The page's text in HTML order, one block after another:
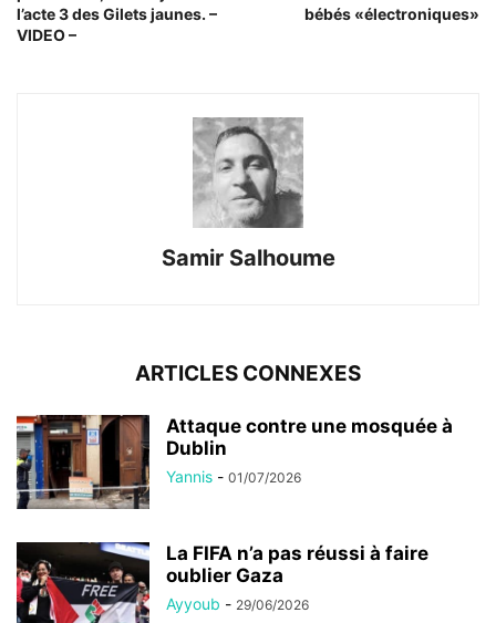
l’acte 3 des Gilets jaunes. –
VIDEO –
bébés «électroniques»
Samir Salhoume
ARTICLES CONNEXES
Attaque contre une mosquée à
Dublin
Yannis - 01/07/2026
La FIFA n’a pas réussi à faire
oublier Gaza
Ayyoub - 29/06/2026